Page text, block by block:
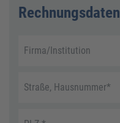
Rechnungsdaten
Firma/Institution
Straße, Hausnummer*